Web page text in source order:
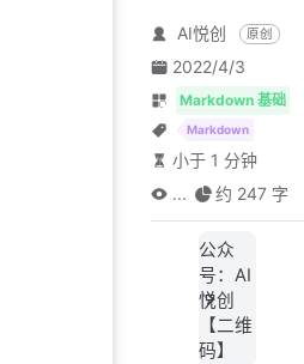
AI悦创 原创
2022/4/3
Markdown 基础
Markdown
小于 1 分钟
...
约 247 字
公众
号：AI
悦创
【二维
码】